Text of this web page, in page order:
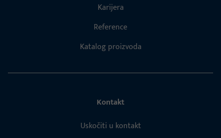
Karijera
Reference
Katalog proizvoda
Kontakt
Uskočiti u kontakt